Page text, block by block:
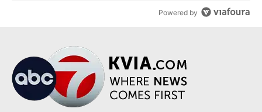
Powered by